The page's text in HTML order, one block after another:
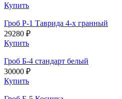
Купить
Гроб Р-1 Таврида 4-х гранный
29280 ₽
Купить
Гроб Б-4 стандарт белый
30000 ₽
Купить